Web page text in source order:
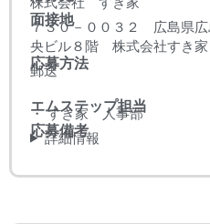
面接地
７３０－００３２ 広島県広
央ビル８階 株式会社すき
応募方法
郵送
エムステップ担当
・ すき家 人事部
応募備考
詳細情報